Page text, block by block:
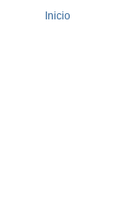
Inicio